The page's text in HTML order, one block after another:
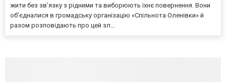
жити без зв’язку з рідними та виборюють їхнє повернення. Вони
об’єдналися в громадську організацію «Спільнота Оленівки» й
разом розповідають про цей зл...